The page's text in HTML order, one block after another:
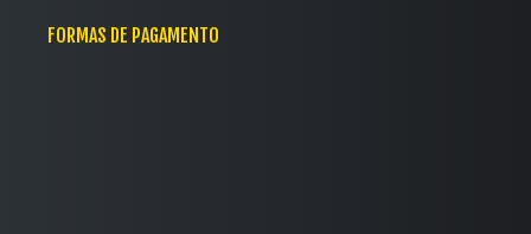
FORMAS DE PAGAMENTO